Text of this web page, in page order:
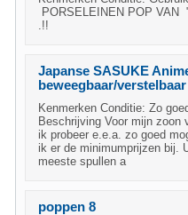
PORSELEINEN POP VAN
.!!
Japanse SASUKE
beweegbaar/verstelbaar
Kenmerken Conditie: Zo
Beschrijving Voor mijn zoon
ik probeer e.e.a. zo goed
ik er de minimumprijzen bij.
meeste spullen a
poppen 8